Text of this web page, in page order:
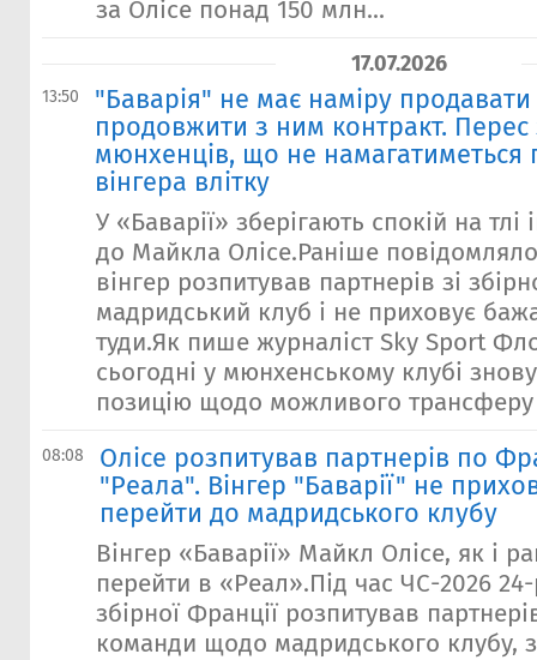
за Олісе понад 150 млн...
17.07.2026
13:50
"Баварія" не має наміру продавати
продовжити з ним контракт. Перес
мюнхенців, що не намагатиметься
вінгера влітку
У «Баварії» зберігають спокій на тлі
до Майкла Олісе.Раніше
вінгер розпитував партнерів зі
мадридський клуб і не приховує
туди.Як пише журналіст Sky Sport
сьогодні у мюнхенському клубі
позицію щодо можливого трансферу
08:08
Олісе розпитував партнерів по
"Реала". Вінгер "Баварії" не
перейти до мадридського клубу
Вінгер «Баварії» Майкл Олісе, як і
перейти в «Реал».Під час ЧС-2026
збірної Франції розпитував
команди щодо мадридського клубу,